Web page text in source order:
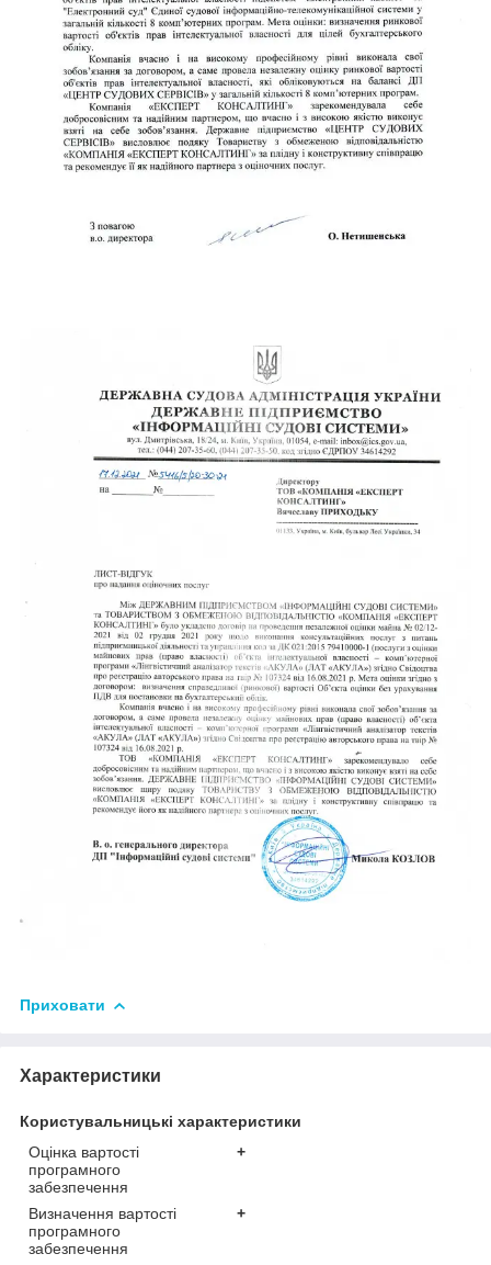
Приховати
Характеристики
Користувальницькі характеристики
Оцінка вартості
програмного
забезпечення
+
Визначення вартості
програмного
забезпечення
+